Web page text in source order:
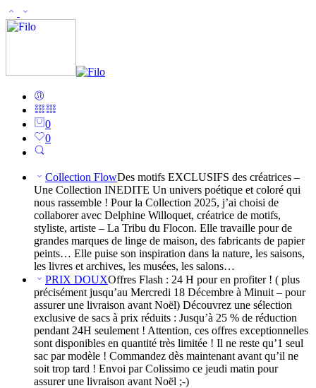
0
0
Collection FlowDes motifs EXCLUSIFS des créatrices –
Une Collection INEDITE Un univers poétique et coloré qui
nous rassemble ! Pour la Collection 2025, j’ai choisi de
collaborer avec Delphine Willoquet, créatrice de motifs,
styliste, artiste – La Tribu du Flocon. Elle travaille pour de
grandes marques de linge de maison, des fabricants de papier
peints… Elle puise son inspiration dans la nature, les saisons,
les livres et archives, les musées, les salons…
PRIX DOUXOffres Flash : 24 H pour en profiter ! ( plus
précisément jusqu’au Mercredi 18 Décembre à Minuit – pour
assurer une livraison avant Noël) Découvrez une sélection
exclusive de sacs à prix réduits : Jusqu’à 25 % de réduction
pendant 24H seulement ! Attention, ces offres exceptionnelles
sont disponibles en quantité très limitée ! Il ne reste qu’1 seul
sac par modèle ! Commandez dès maintenant avant qu’il ne
soit trop tard ! Envoi par Colissimo ce jeudi matin pour
assurer une livraison avant Noël ;-)